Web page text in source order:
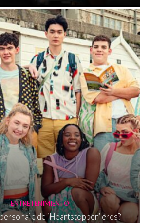
ENTRETENIMIENTO
de ‘Heartstopper’ eres?